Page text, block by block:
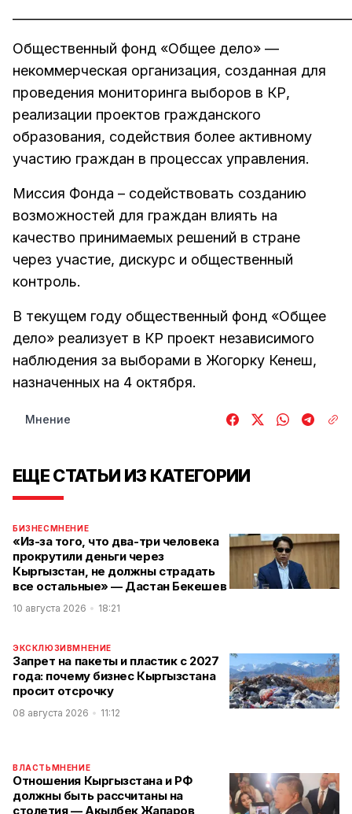
Общественный фонд «Общее дело» —
некоммерческая организация, созданная для
проведения мониторинга выборов в КР,
реализации проектов гражданского
образования, содействия более активному
участию граждан в процессах управления.
Миссия Фонда – содействовать созданию
возможностей для граждан влиять на
качество принимаемых решений в стране
через участие, дискурс и общественный
контроль.
В текущем году общественный фонд «Общее
дело» реализует в КР проект независимого
наблюдения за выборами в Жогорку Кенеш,
назначенных на 4 октября.
Мнение
ЕЩЕ СТАТЬИ ИЗ КАТЕГОРИИ
БИЗНЕСМНЕНИЕ
«Из-за того, что два-три человека
прокрутили деньги через
Кыргызстан, не должны страдать
все остальные» — Дастан Бекешев
10 августа 2026 18:21
ЭКСКЛЮЗИВМНЕНИЕ
Запрет на пакеты и пластик с 2027
года: почему бизнес Кыргызстана
просит отсрочку
08 августа 2026 11:12
ВЛАСТЬМНЕНИЕ
Отношения Кыргызстана и РФ
должны быть рассчитаны на
столетия — Акылбек Жапаров